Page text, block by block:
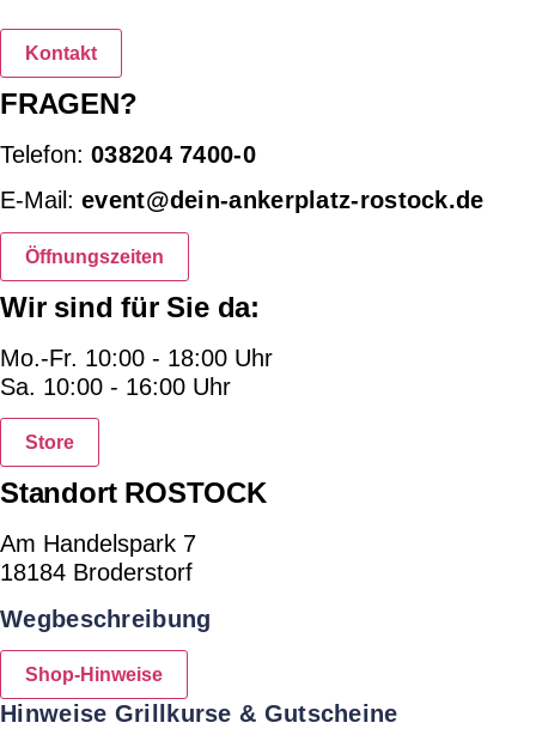
Kontakt
FRAGEN?
Telefon: 038204 7400-0
E-Mail: event@dein-ankerplatz-rostock.de
Öffnungszeiten
Wir sind für Sie da:
Mo.-Fr. 10:00 - 18:00 Uhr
Sa. 10:00 - 16:00 Uhr
Store
Standort ROSTOCK
Am Handelspark 7
18184 Broderstorf
Wegbeschreibung
Shop-Hinweise
Hinweise Grillkurse & Gutscheine